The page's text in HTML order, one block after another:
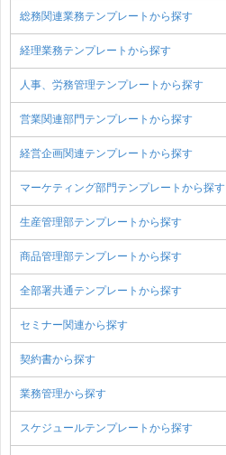
総務関連業務テンプレートから探す
経理業務テンプレートから探す
人事、労務管理テンプレートから探す
営業関連部門テンプレートから探す
経営企画関連テンプレートから探す
マーケティング部門テンプレートから探す
生産管理部テンプレートから探す
商品管理部テンプレートから探す
全部署共通テンプレートから探す
セミナー関連から探す
契約書から探す
業務管理から探す
スケジュールテンプレートから探す